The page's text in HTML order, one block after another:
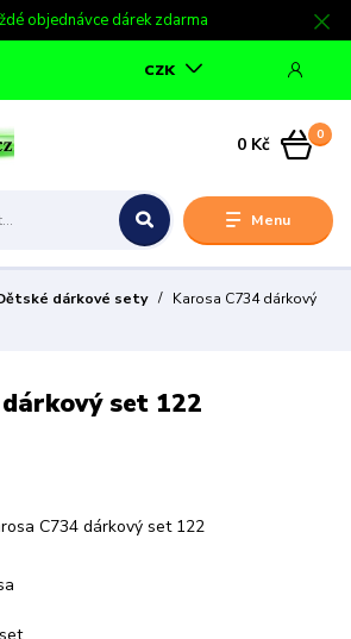
objednávce dárek zdarma
Menu
CZK
0
0 Kč
dárkové sety
Karosa C734 dárkový
set 122